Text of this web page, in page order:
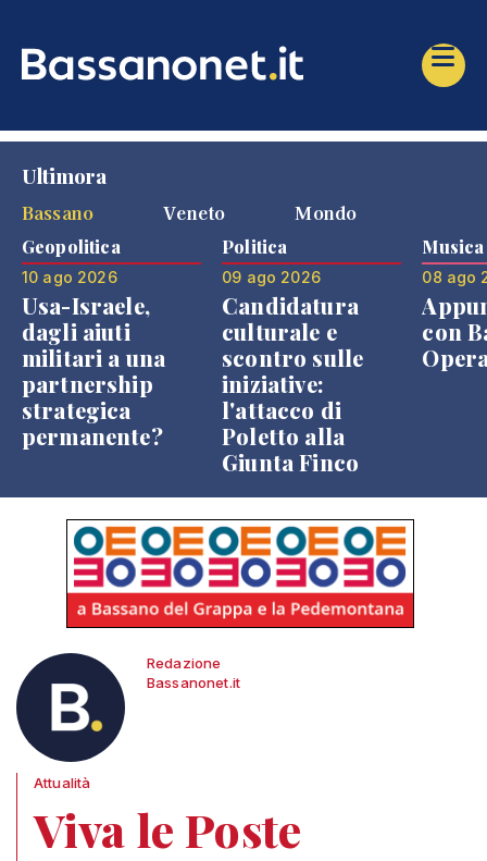
Ultimora
Bassano
Veneto Mondo
Geopolitica
10 ago 2026
Usa-Israele,
dagli aiuti
militari a una
partnership
strategica
permanente?
Politica
09 ago 2026
Candidatura
culturale e
scontro sulle
iniziative:
l'attacco di
Poletto alla
Giunta Finco
Musica
08 ago
con
Redazione
Bassanonet.it
Attualità
Viva le Poste